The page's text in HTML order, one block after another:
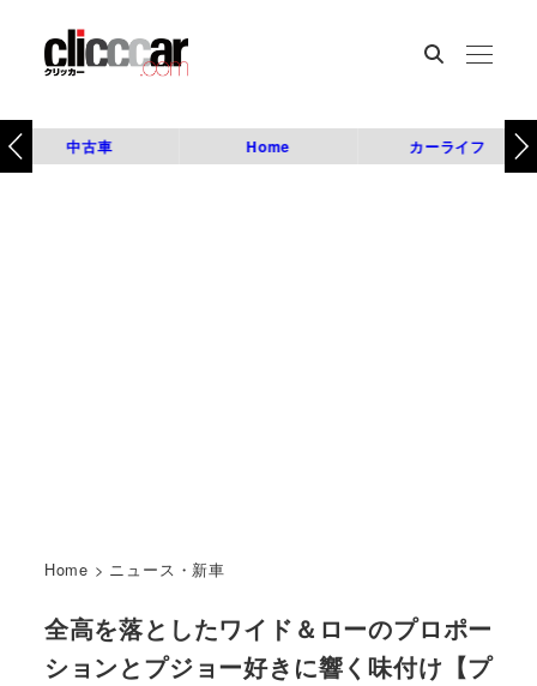
中古車 Home カーライフ
Home > ニュース・新車
全高を落としたワイド＆ローのプロポー
ションとプジョー好きに響く味付け【プ